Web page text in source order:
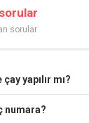
sorular
yapılır mı?
numara?